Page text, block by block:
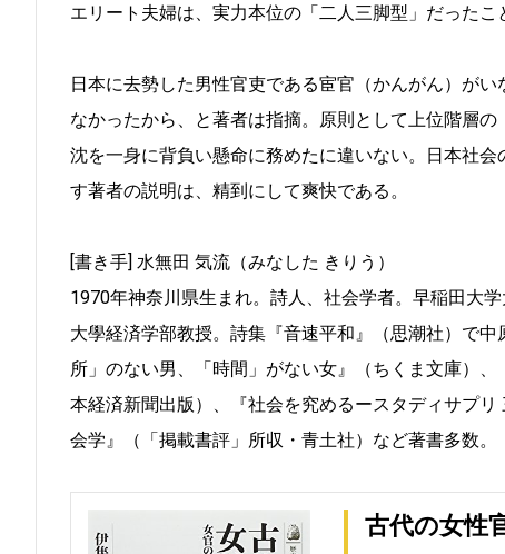
エリート夫婦は、実力本位の「二人三脚型」だったこ
日本に去勢した男性官吏である宦官（かんがん）が
なかったから、と著者は指摘。原則として上位階層
沈を一身に背負い懸命に務めたに違いない。日本社
す著者の説明は、精到にして爽快である。
[書き手] 水無田 気流（みなした きりう）
1970年神奈川県生まれ。詩人、社会学者。早稲田大
大學経済学部教授。詩集『音速平和』（思潮社）で
所」のない男、「時間」がない女』（ちくま文庫）
本経済新聞出版）、『社会を究めるースタディサプ
会学』（「掲載書評」所収・青土社）など著書多数。
古代の女性